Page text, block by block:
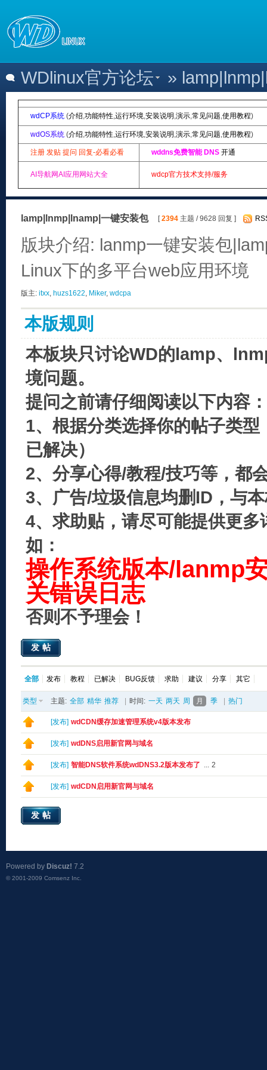
WDlinux官方论坛 »
wdCP系统 (介绍,功能特性,运行环境,安装说明 ,演示,常见问题,使用教程)
wdOS系统 (介绍,功能特性,运行环境,安装说明 ,演示,常见问题,使用教程)
注册 发贴 提问 回复-必看必看 wddns免费智能 DNS 开通
AI导航网AI应用网站大全 wdcp官方技术支持/服务
lamp|lnmp|lnamp|一键安装包 [2394 主题 / 9628 回复 ]
版块介绍: lanmp一键安装包
Linux下的多平台web应用环境
版主: itxx, huzs1622, Miker, wdcpa
本版规则
本板块只讨论WD的lamp、
境问题。
提问之前请仔细阅读以下内容：
1、根据分类选择你的帖子类
已解决）
2、分享心得/教程/技巧等，都
3、广告/垃圾信息均删ID，与
4、求助贴，请尽可能提供更
如：
操作系统版本/lanmp
关错误日志
否则不予理会！
发帖
全部 发布 教程 已解决 BUG反馈 求助 建议 分享 其它
类型 主题: 全部 精华 推荐 时间: 一天 两天 周 月 季 热门
[发布] wdCDN缓存加速管理系统v4版本发布
[发布] wdDNS启用新官网与域名
[发布] 智能DNS软件系统wdDNS3.2版本发布了 ... 2
[发布] wdCDN启用新官网与域名
发帖
Powered by Discuz! 7.2
© 2001-2009 Comsenz Inc.